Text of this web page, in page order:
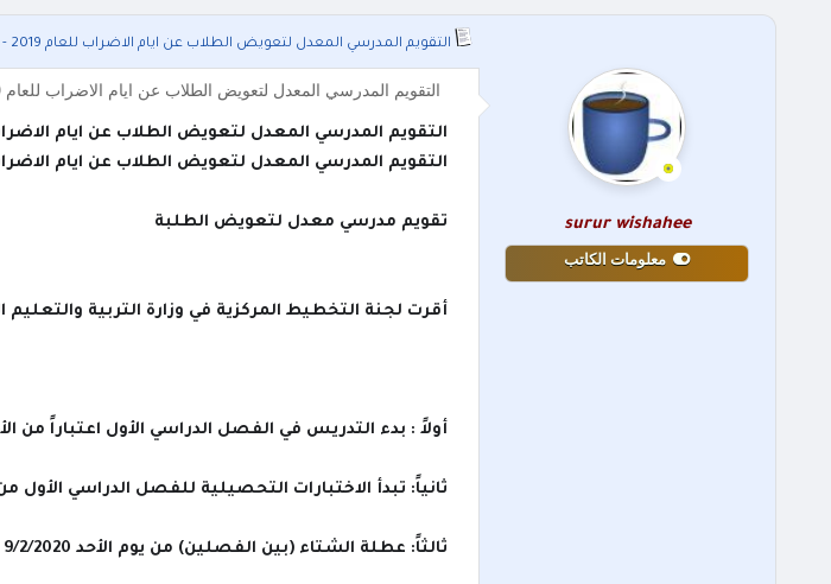
التقويم المدرسي المعدل لتعويض الطلاب عن ايام الاضراب للعام 2019 - 2020
surur wishahee
معلومات الكاتب
التقويم المدرسي المعدل لتعويض الطلاب عن ايام الاضراب للعام 2019 - 2020 التقويم المدرسي المعدل لتعويض الطلاب عن ايام الاضراب للعام 2019 - 2020 تقويم مد
التقويم المدرسي المعدل لتعويض الطلاب عن ايام الاضراب للعام
التقويم المدرسي المعدل لتعويض الطلاب عن ايام الاضراب للعام
تقويم مدرسي معدل لتعويض الطلبة
أقرت لجنة التخطيط المركزية في وزارة التربية والتعليم
أولاً : بدء التدريس في الفصل الدراسي الأول اعتباراً من الأحد 6/10/
ثانياً: تبدأ الاختبارات التحصيلية للفصل الدراسي الأول من يوم الأربعاء 22/1/2020
ثالثاً: عطلة الشتاء (بين الفصلين) من يوم الأحد 9/2/2020 الى الخميس 13/2/2020.